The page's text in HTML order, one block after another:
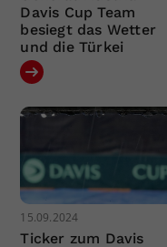
Davis Cup Team
besiegt das Wetter
und die Türkei
15.09.2024
Ticker zum Davis